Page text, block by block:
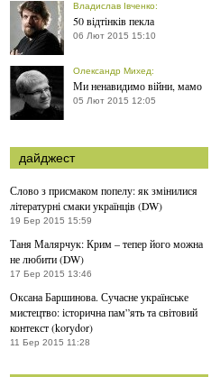
Владислав Івченко:
50 відтінків пекла
06 Лют 2015 15:10
Олександр Михед:
Ми ненавидимо війни, мамо
05 Лют 2015 12:05
дайджест
Слово з присмаком попелу: як змінилися
літературні смаки українців (DW)
19 Бер 2015 15:59
Таня Малярчук: Крим – тепер його можна
не любити (DW)
17 Бер 2015 13:46
Оксана Баршинова. Сучасне українське
мистецтво: історична пам”ять та світовий
контекст (korydor)
11 Бер 2015 11:28